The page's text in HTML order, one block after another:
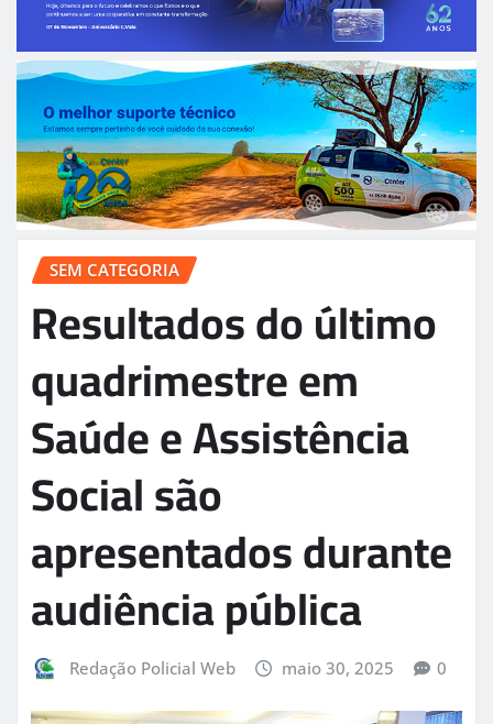
SEM CATEGORIA
Resultados do último
quadrimestre em
Saúde e Assistência
Social são
apresentados durante
audiência pública
Redação Policial Web maio 30, 2025 0